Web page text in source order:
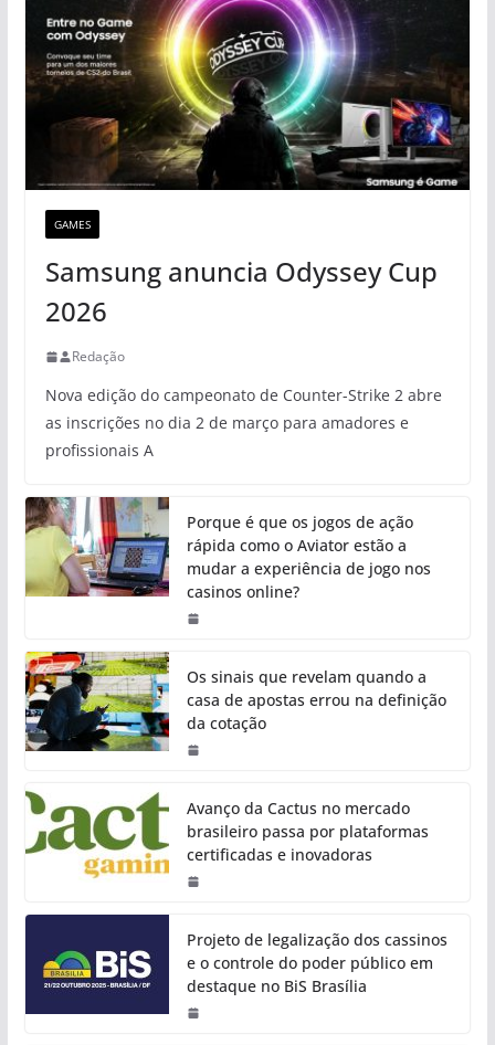
GAMES
Samsung anuncia Odyssey Cup
2026
Redação
Nova edição do campeonato de Counter-Strike 2 abre
as inscrições no dia 2 de março para amadores e
profissionais A
Porque é que os jogos de ação
rápida como o Aviator estão a
mudar a experiência de jogo nos
casinos online?
Os sinais que revelam quando a
casa de apostas errou na definição
da cotação
Avanço da Cactus no mercado
brasileiro passa por plataformas
certificadas e inovadoras
Projeto de legalização dos cassinos
e o controle do poder público em
destaque no BiS Brasília